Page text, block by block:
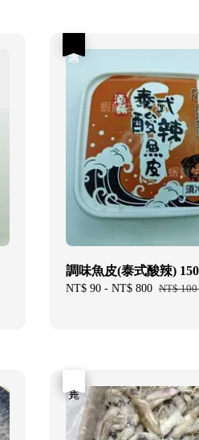
調味魚皮(泰式酸辣)
Sale
NT$ 90- NT$ 800 Regular
NT$ 100